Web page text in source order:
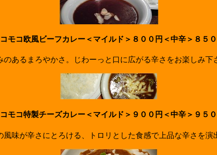
モコ欧風ビーフカレー＜マイルド＞８００円＜中辛＞８５０
のあるまろやかさ。じわーっと口に広がる辛さをお楽しみ下
モコ特製チーズカレー＜マイルド＞９００円＜中辛＞９５０
風味が辛さにとろける、トロリとした食感で上品な辛さを演